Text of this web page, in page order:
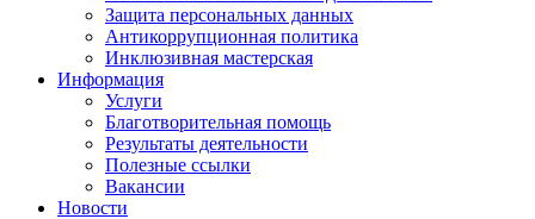
Защита персональных данных
Антикоррупционная политика
Инклюзивная мастерская
Информация
Услуги
Благотворительная помощь
Результаты деятельности
Полезные ссылки
Вакансии
Новости